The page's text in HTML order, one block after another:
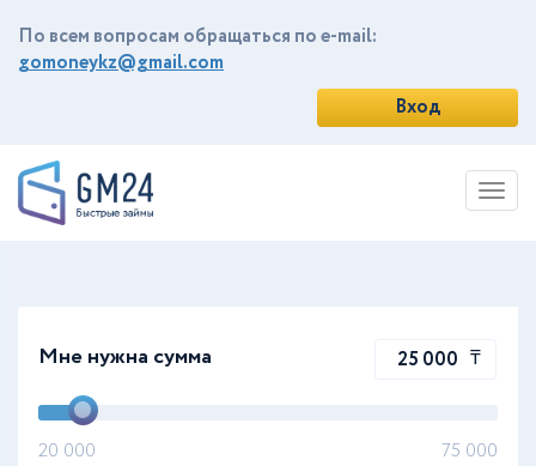
По всем вопросам обращаться по e-mail:
gomoneykz@gmail.com
Вход
Мне нужна сумма ₸
20 000 75 000